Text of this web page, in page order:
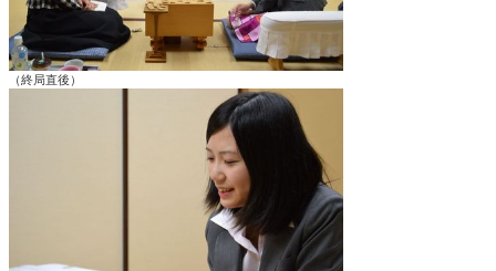
（終局直後）